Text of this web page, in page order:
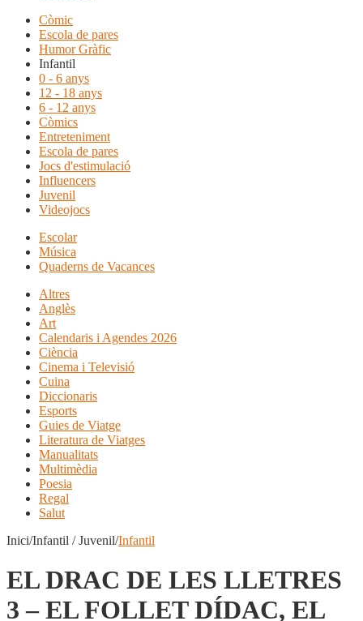
Còmic
Escola de pares
Humor Gràfic
Infantil
0 - 6 anys
12 - 18 anys
6 - 12 anys
Còmics
Entreteniment
Escola de pares
Jocs d'estimulació
Influencers
Juvenil
Videojocs
Escolar
Música
Quaderns de Vacances
Altres
Anglès
Art
Calendaris i Agendes 2026
Ciència
Cinema i Televisió
Cuina
Diccionaris
Esports
Guies de Viatge
Literatura de Viatges
Manualitats
Multimèdia
Poesia
Regal
Salut
Inici/Infantil / Juvenil/Infantil
EL DRAC DE LES LLETRES
3 – EL FOLLET DÍDAC, EL